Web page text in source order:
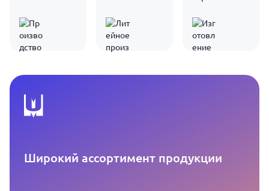
Широкий ассортимент продукции